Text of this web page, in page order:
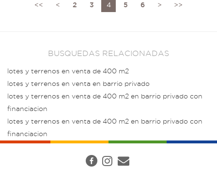
<< < 2 3 4 5 6 > >>
BUSQUEDAS RELACIONADAS
lotes y terrenos en venta de 400 m2
lotes y terrenos en venta en barrio privado
lotes y terrenos en venta de 400 m2 en barrio privado con
financiacion
lotes y terrenos en venta de 400 m2 en barrio privado con
financiacion